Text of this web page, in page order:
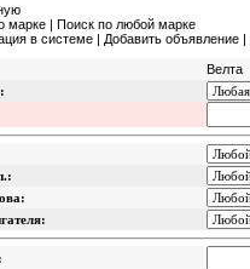
марке | Поиск по любой марке
в системе | Добавить объявление |
Велта